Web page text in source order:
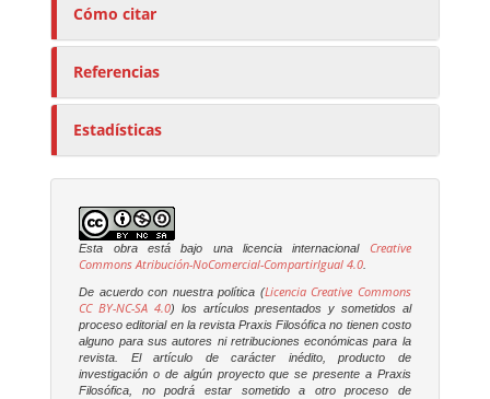
Cómo citar
Referencias
Estadísticas
Esta obra está bajo una licencia internacional
Creative
Commons Atribución-NoComercial-CompartirIgual 4.0
De acuerdo con nuestra política (Licencia Creative Commons
CC BY-NC-SA 4.0) los artículos presentados y sometidos al
proceso editorial en la revistaPraxis Filosófica no tienen costo
alguno para sus autores ni retribuciones económicas para la
revista. El artículo de carácter inédito, producto de
investigación o de algún proyecto que se presente a Praxis
Filosófica , no podrá estar sometido a otro proceso de